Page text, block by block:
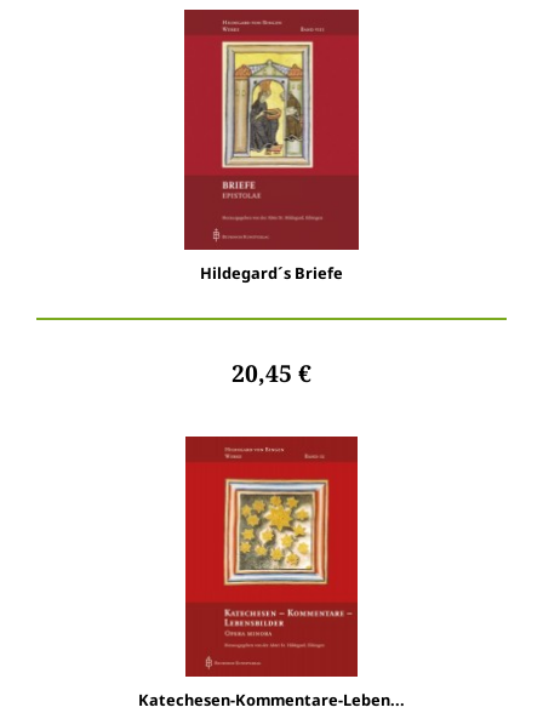
Hildegard´s Briefe
20,45 €
Katechesen-Kommentare-Leben...